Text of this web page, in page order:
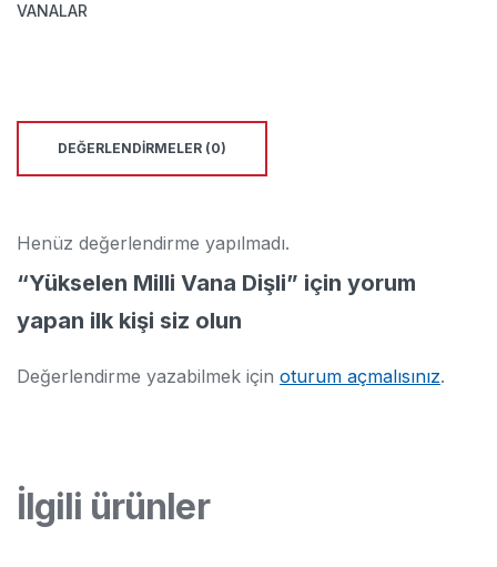
VANALAR
DEĞERLENDIRMELER (0)
Henüz değerlendirme yapılmadı.
“Yükselen Milli Vana Dişli” için yorum
yapan ilk kişi siz olun
Değerlendirme yazabilmek için oturum açmalısınız.
İlgili ürünler